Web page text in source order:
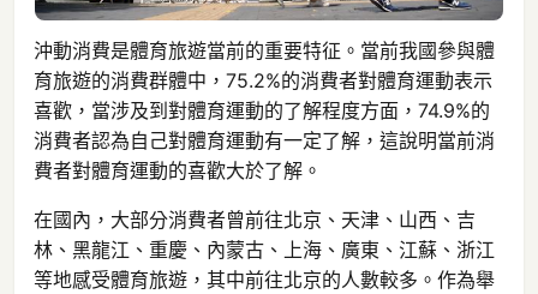
沖動消費是體育旅遊當前的重要特征。當前我國參與體
育旅遊的消費群體中，75.2%的消費者對體育運動表示
喜歡，當涉及到對體育運動的了解程度方面，74.9%的
消費者認為自己對體育運動有一定了解，這說明當前消
費者對體育運動的喜歡大於了解。
在國內，大部分消費者曾前往北京、天津、山西、吉
林、黑龍江、重慶、內蒙古、上海、廣東、江蘇、浙江
等地感受體育旅遊，其中前往北京的人數較多。作為舉